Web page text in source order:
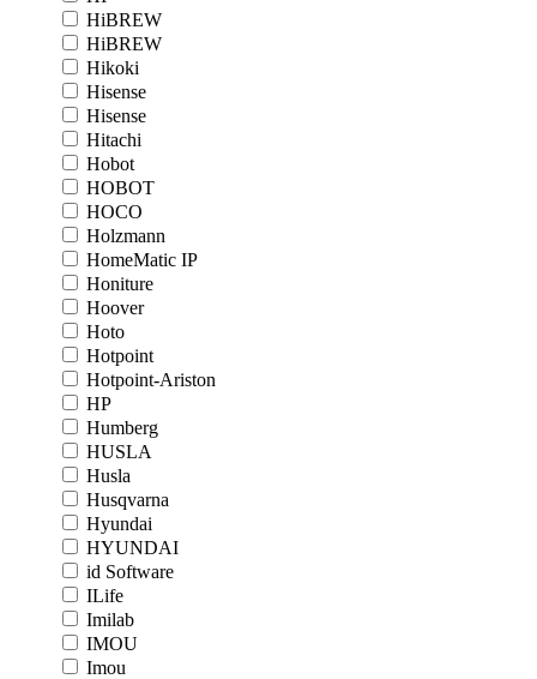
HiBREW
HiBREW
Hikoki
Hisense
Hisense
Hitachi
Hobot
HOBOT
HOCO
Holzmann
HomeMatic IP
Honiture
Hoover
Hoto
Hotpoint
Hotpoint-Ariston
HP
Humberg
HUSLA
Husla
Husqvarna
Hyundai
HYUNDAI
id Software
ILife
Imilab
IMOU
Imou